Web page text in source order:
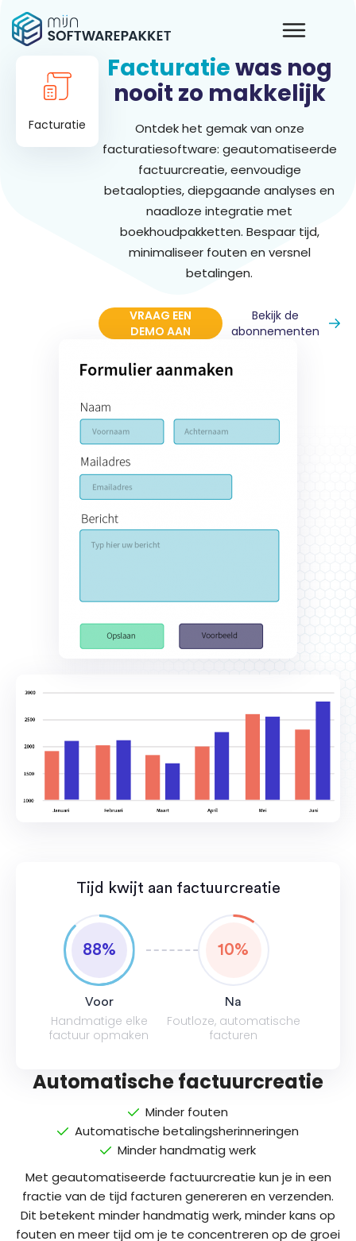
Facturatie
Facturatiewas nog
nooit zo makkelijk
Ontdek het gemak van onze
facturatiesoftware: geautomatiseerde
factuurcreatie, eenvoudige
betaalopties, diepgaande analyses en
naadloze integratie met
boekhoudpakketten. Bespaar tijd,
minimaliseer fouten en versnel
betalingen.
VRAAG EEN
DEMO AAN
Bekijk de
abonnementen
Tijd kwijt aan factuurcreatie
88%
Voor
Handmatige elke
factuur opmaken
10%
Na
Foutloze, automatische
facturen
Automatische factuurcreatie
Minder fouten
Automatische betalingsherinneringen
Minder handmatig werk
Met geautomatiseerde factuurcreatie kun je in een
fractie van de tijd facturen genereren en verzenden.
Dit betekent minder handmatig werk, minder kans op
fouten en meer tijd om je te concentreren op de groei